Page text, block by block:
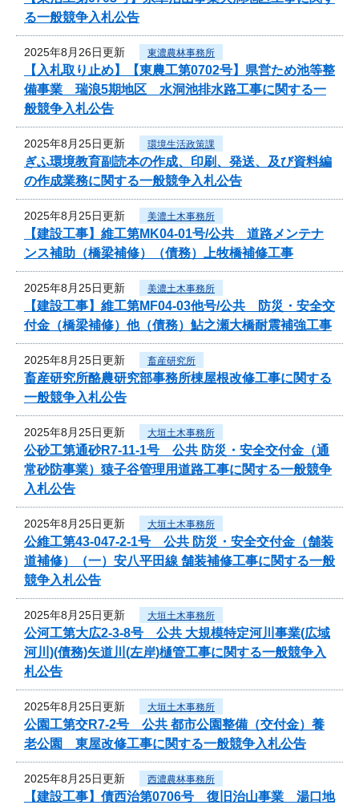
る一般競争入札公告
2025年8月26日更新 東濃農林事務所
【入札取り止め】【東農工第0702号】県営ため池等整
備事業 瑞浪5期地区 水洞池排水路工事に関する一
般競争入札公告
2025年8月25日更新 環境生活政策課
ぎふ環境教育副読本の作成、印刷、発送、及び資料編
の作成業務に関する一般競争入札公告
2025年8月25日更新 美濃土木事務所
【建設工事】維工第MK04-01号/公共 道路メンテナ
ンス補助（橋梁補修）（債務）上牧橋補修工事
2025年8月25日更新 美濃土木事務所
【建設工事】維工第MF04-03他号/公共 防災・安全交
付金（橋梁補修）他（債務）鮎之瀬大橋耐震補強工事
2025年8月25日更新 畜産研究所
畜産研究所酪農研究部事務所棟屋根改修工事に関する
一般競争入札公告
2025年8月25日更新 大垣土木事務所
公砂工第通砂R7-11-1号 公共 防災・安全交付金（通
常砂防事業）猿子谷管理用道路工事に関する一般競争
入札公告
2025年8月25日更新 大垣土木事務所
公維工第43-047-2-1号 公共 防災・安全交付金（舗装
道補修）（一）安八平田線 舗装補修工事に関する一般
競争入札公告
2025年8月25日更新 大垣土木事務所
公河工第大広2-3-8号 公共 大規模特定河川事業(広域
河川)(債務)矢道川(左岸)樋管工事に関する一般競争入
札公告
2025年8月25日更新 大垣土木事務所
公園工第交R7-2号 公共 都市公園整備（交付金）養
老公園 東屋改修工事に関する一般競争入札公告
2025年8月25日更新 西濃農林事務所
【建設工事】債西治第0706号 復旧治山事業 湯口地